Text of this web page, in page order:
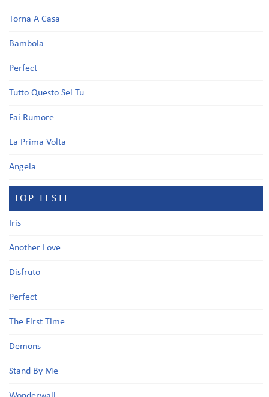
Torna A Casa
Bambola
Perfect
Tutto Questo Sei Tu
Fai Rumore
La Prima Volta
Angela
TOP TESTI
Iris
Another Love
Disfruto
Perfect
The First Time
Demons
Stand By Me